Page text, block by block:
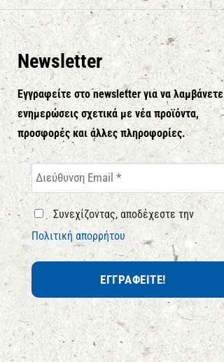
Newsletter
Εγγραφείτε στο newsletter για να λαμβάνετε
ενημερώσεις σχετικά με νέα προϊόντα,
προσφορές και άλλες πληροφορίες.
Συνεχίζοντας, αποδέχεστε την
Πολιτική απορρήτου